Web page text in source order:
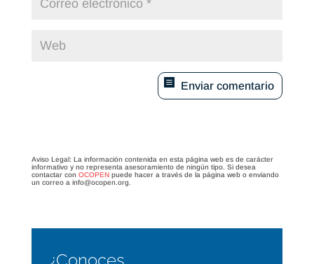
Enviar comentario
Aviso Legal: La información contenida en esta página web es de carácter
informativo y no representa asesoramiento de ningún tipo. Si desea
contactar con OCOPENpuede hacer a través de la página web o enviando
un correo a info@ocopen.org.